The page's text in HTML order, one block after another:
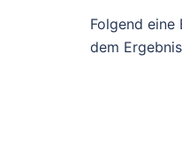
Folgend eine
dem